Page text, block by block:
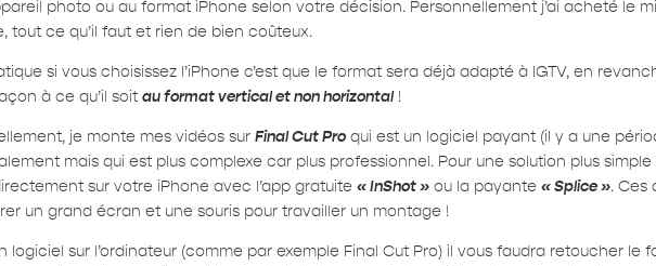
photo ou au format iPhone selon votre décision. Personnellement j’ai acheté le
tout ce qu’il faut et rien de bien coûteux.
si vous choisissez l’iPhone c’est que le format sera déjà adapté à IGTV, en
à ce qu’il soit au format vertical et non horizontal!
je monte mes vidéos sur Final Cut Proqui est un logiciel payant (il y a une
mais qui est plus complexe car plus professionnel. Pour une solution plus
sur votre iPhone avec l’app gratuite « InShot »ou la payante « Splice ». Ces
un grand écran et une souris pour travailler un montage !
logiciel sur l’ordinateur (comme par exemple Final Cut Pro) il vous faudra retoucher